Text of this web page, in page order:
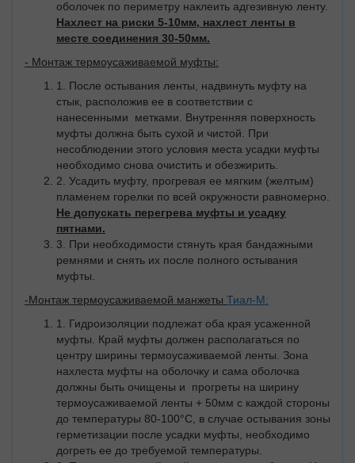
оболочек по периметру наклеить адгезивную ленту.
Нахлест на риски 5-10мм, нахлест ленты в
месте соединения 30-50мм.
- Монтаж термоусаживаемой муфты:
1. После остывания ленты, надвинуть муфту на
стык, расположив ее в соответствии с
нанесенными метками. Внутренняя поверхность
муфты должна быть сухой и чистой. При
несоблюдении этого условия места усадки муфты
необходимо снова очистить и обезжирить.
2. Усадить муфту, прогревая ее мягким (желтым)
пламенем горелки по всей окружности равномерно.
Не допускать перегрева муфты и усадку
пятнами.
3. При необходимости стянуть края бандажными
ремнями и снять их после полного остывания
муфты.
-Монтаж термоусаживаемой манжеты Тиал-М:
1. Гидроизоляции подлежат оба края усаженной
муфты. Край муфты должен располагаться по
центру ширины термоусаживаемой ленты. Зона
нахлеста муфты на оболочку и сама оболочка
должны быть очищены и прогреты на ширину
термоусаживаемой ленты + 50мм с каждой стороны
до температуры 80-100°С, в случае остывания зоны
герметизации после усадки муфты, необходимо
догреть ее до требуемой температуры.